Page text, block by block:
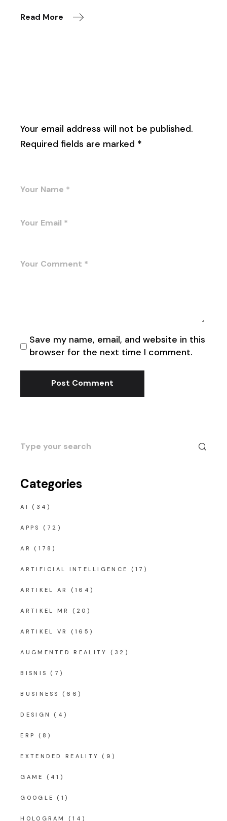
Read More
Your email address will not be published.
Required fields are marked *
Save my name, email, and website in this
browser for the next time I comment.
Post Comment
Search
for:
Categories
AI (34)
APPS (72)
AR (178)
ARTIFICIAL INTELLIGENCE (17)
ARTIKEL AR (164)
ARTIKEL MR (20)
ARTIKEL VR (165)
AUGMENTED REALITY (32)
BISNIS (7)
BUSINESS (66)
DESIGN (4)
ERP (8)
EXTENDED REALITY (9)
GAME (41)
GOOGLE (1)
HOLOGRAM (14)